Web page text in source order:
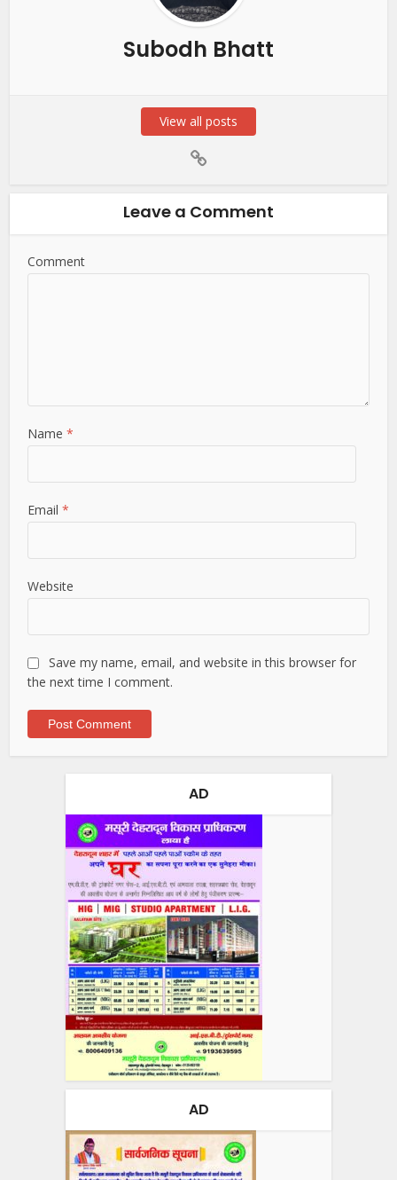
Subodh Bhatt
View all posts
Leave a Comment
Comment
Name*
Email*
Website
Save my name, email, and website in this browser for
the next time I comment.
AD
AD